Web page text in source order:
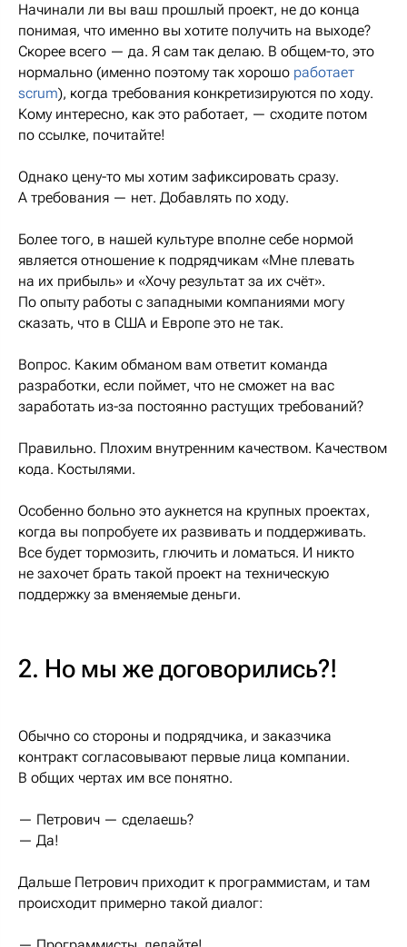
Начинали ли вы ваш прошлый проект, не до конца
понимая, что именно вы хотите получить на выходе?
Скорее всего — да. Я сам так делаю. В общем-то, это
нормально (именно поэтому так хорошо работает
scrum), когда требования конкретизируются по ходу.
Кому интересно, как это работает, — сходите потом
по ссылке, почитайте!
Однако цену-то мы хотим зафиксировать сразу.
А требования — нет. Добавлять по ходу.
Более того, в нашей культуре вполне себе нормой
является отношение к подрядчикам «Мне плевать
на их прибыль» и «Хочу результат за их счёт».
По опыту работы с западными компаниями могу
сказать, что в США и Европе это не так.
Вопрос. Каким обманом вам ответит команда
разработки, если поймет, что не сможет на вас
заработать из-за постоянно растущих требований?
Правильно. Плохим внутренним качеством. Качеством
кода. Костылями.
Особенно больно это аукнется на крупных проектах,
когда вы попробуете их развивать и поддерживать.
Все будет тормозить, глючить и ломаться. И никто
не захочет брать такой проект на техническую
поддержку за вменяемые деньги.
2. Но мы же договорились?!
Обычно со стороны и подрядчика, и заказчика
контракт согласовывают первые лица компании.
В общих чертах им все понятно.
— Петрович — сделаешь?
— Да!
Дальше Петрович приходит к программистам, и там
происходит примерно такой диалог: